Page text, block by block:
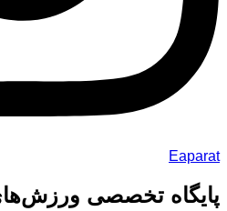
Eaparat
پایگاه تخصصی